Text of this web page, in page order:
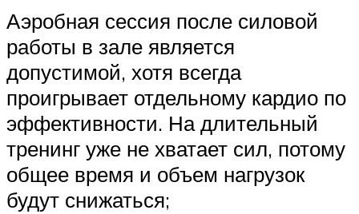
Аэробная сессия после силовой
работы в зале является
допустимой, хотя всегда
проигрывает отдельному кардио по
эффективности. На длительный
тренинг уже не хватает сил, потому
общее время и объем нагрузок
будут снижаться;